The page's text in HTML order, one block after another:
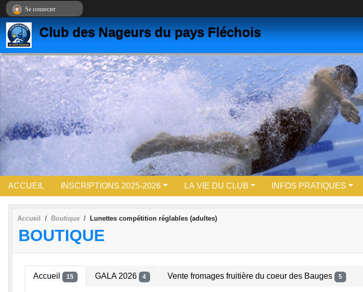
Club des Nageurs du pays Fléchois
ACCUEIL INSCRIPTIONS 2025-2026 LA VIE DU CLUB INFOS PRATIQUES
Accueil Boutique Lunettes compétition réglables (adultes)
BOUTIQUE
Accueil 15 GALA 2026 4 Vente fromages fruitière du coeur des Bauges 5
Se connecter
Panneau de gestion des cookies